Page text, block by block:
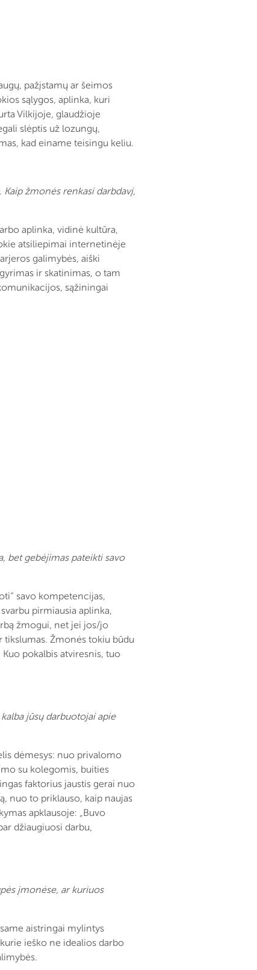
pažįstamų ar šeimos
sąlygos, aplinka, kuri
Vilkijoje, glaudžioje
slėptis už lozungų,
kad einame teisingu keliu.
žmonės renkasi darbdavį,
aplinka, vidinė kultūra,
atsiliepimai internetinėje
galimybės, aiški
ir skatinimas, o tam
sąžiningai
bet gebėjimas pateikti savo
savo kompetencijas,
pirmiausia aplinka,
žmogui, net jei jos/jo
tikslumas. Žmonės tokiu būdu
pokalbis atviresnis, tuo
jūsų darbuotojai apie
dėmesys: nuo privalomo
su kolegomis, buities
faktorius jaustis gerai nuo
nuo to priklauso, kaip naujas
apklausoje: „Buvo
džiaugiuosi darbu,
įmonėse, ar kuriuos
aistringai mylintys
ieško ne idealios darbo